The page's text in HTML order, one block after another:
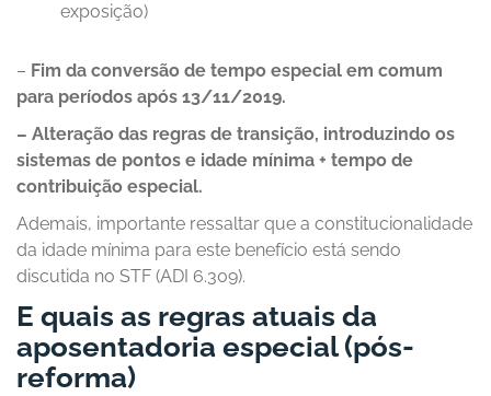
exposição)
– Fim da conversão de tempo especial em comum
para períodos após 13/11/2019.
– Alteração das regras de transição, introduzindo os
sistemas de pontos e idade mínima + tempo de
contribuição especial.
Ademais, importante ressaltar que a constitucionalidade
da idade mínima para este benefício está sendo
discutida no STF (ADI 6.309).
E quais as regras atuais da
aposentadoria especial (pós-
reforma)